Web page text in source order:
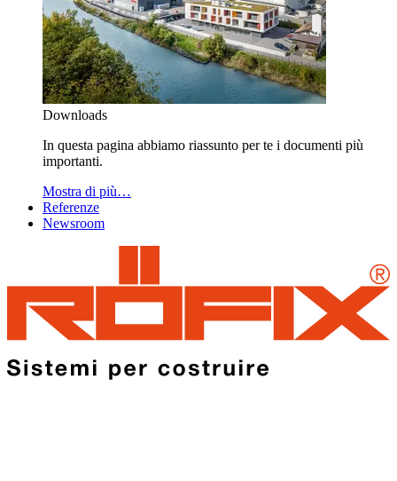
Downloads
In questa pagina abbiamo riassunto per te i documenti più
importanti.
Mostra di più…
Referenze
Newsroom